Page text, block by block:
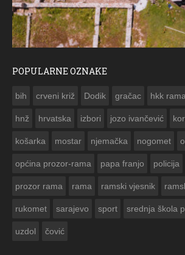
POPULARNE OZNAKE
bih crveni križ Dodik gračac hkk rama
hnž hrvatska izbori jozo ivančević
košarka mostar njemačka nogomet
općina prozor-rama papa franjo policija
prozor rama rama ramski vjesnik
rukomet sarajevo sport srednja škola
uzdol čović